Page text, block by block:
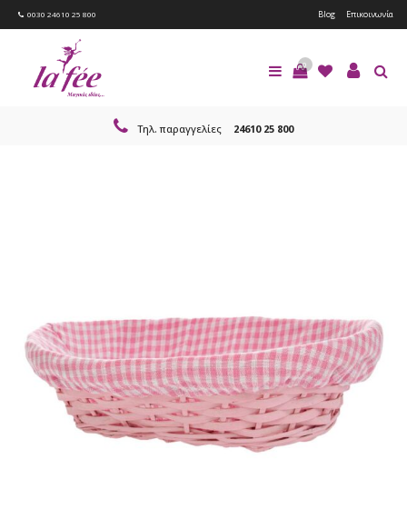
0030 24610 25 800 Blog Επικοινωνία
0
Τηλ. παραγγελίες 24610 25 800